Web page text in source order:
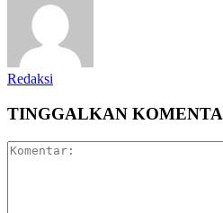
Redaksi
TINGGALKAN